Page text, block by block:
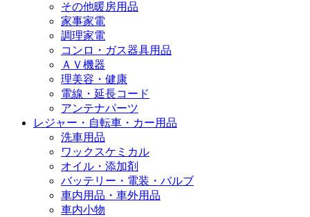
その他暖房用品
家事家電
調理家電
コンロ・ガス器具用品
ＡＶ機器
理美容・健康
電線・延長コード
アンテナパーツ
レジャー・自転車・カー用品
洗車用品
ワックスケミカル
オイル・添加剤
バッテリー・電装・バルブ
車内用品・車外用品
車内小物